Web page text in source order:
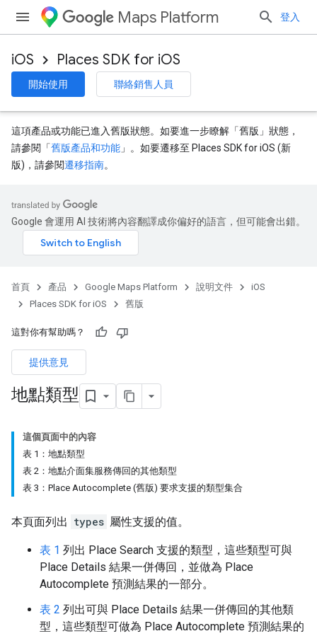
Maps Platform 登入
iOS Places SDK for iOS
開始使用 聯絡銷售人員
這項產品或功能已進入舊版狀態。如要進一步瞭解「舊版」狀態，
請參閱「舊版產品和功能 」。如要遷移至 Places SDK for iOS (新
版)，請參閱遷移指南。
Google 會運用 AI 技術將內容翻譯成你偏好的語言，但可能會出錯。
首頁 產品 Google Maps Platform 說明文件
iOS
Places SDK for iOS
舊版
這對你有幫助嗎？
提供意見
地點類型
這個頁面中的內容
表 1：地點類型
表 2：地點介面集服務傳回的其他類型
表 3：Place Autocomplete (舊版) 要求支援的類型集合
本頁面列出 types 屬性支援的值。
表 1 列出 Place Search 支援的類型，這些類型可與
Place Details 結果一併傳回，並做為 Place
Autocomplete 預測結果的一部分。
表 2 列出可與 Place Details 結果一併傳回的其他類
型，這些類型可做為 Place Autocomplete 預測結果的